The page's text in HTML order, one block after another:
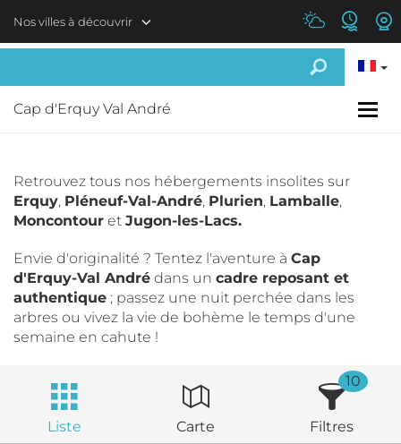
Nos villes à découvrir
Cap d'Erquy Val André
Retrouvez tous nos hébergements insolites sur
Erquy, Pléneuf-Val-André, Plurien, Lamballe,
Moncontour et Jugon-les-Lacs.
Envie d'originalité ? Tentez l'aventure à Cap
d'Erquy-Val André dans un cadre reposant et
authentique ; passez une nuit perchée dans les
arbres ou vivez la vie de bohème le temps d'une
semaine en cahute !
Liste Carte Filtres
10